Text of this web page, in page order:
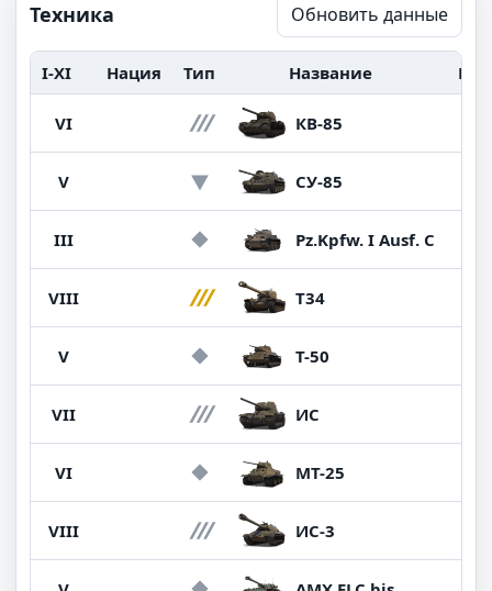
Техника Обновить данные
I-XI Нация Тип Название Бои
VI КВ-85
V СУ-85
III Pz.Kpfw. I Ausf. C
VIII T34
V Т-50
VII ИС
VI МТ-25
VIII ИС-3